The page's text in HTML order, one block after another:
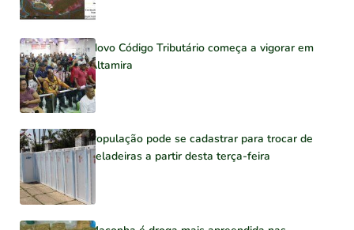
Novo Código Tributário começa a vigorar em
Altamira
População pode se cadastrar para trocar de
geladeiras a partir desta terça-feira